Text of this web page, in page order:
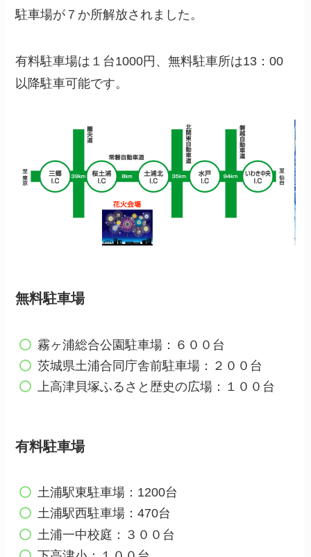
駐車場が７か所解放されました。
有料駐車場は１台1000円、無料駐車所は13：00
以降駐車可能です。
無料駐車場
霧ヶ浦総合公園駐車場：６００台
茨城県土浦合同庁舎前駐車場：２００台
上高津貝塚ふるさと歴史の広場：１００台
有料駐車場
土浦駅東駐車場：1200台
土浦駅西駐車場：470台
土浦一中校庭：３００台